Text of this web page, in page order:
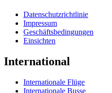
Datenschutzrichtlinie
Impressum
Geschäftsbedingungen
Einsichten
International
Internationale Flüge
Internationale Busse